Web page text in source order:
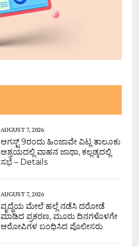
AUGUST 7, 2026
ಆಗಸ್ಟ್ 9ರಂದು ಹಿಂಜಾವೇ ವಿಟ್ಲ ತಾಲೂಕು
ಆಶ್ರಯದಲ್ಲಿ ವಾಹನ ಜಾಥಾ, ಕಲ್ಲಡ್ಕದಲ್ಲಿ
ಸಭೆ – Details
AUGUST 7, 2026
ವೃದ್ಧೆಯ ಮೇಲೆ ಹಲ್ಲೆ ನಡೆಸಿ ದರೋಡೆ
ಮಾಡಿದ ಪ್ರಕರಣ, ಮೂರು ದಿನಗಳೊಳಗೇ
ಆರೋಪಿಗಳ ಬಂಧಿಸಿದ ಪೊಲೀಸರು